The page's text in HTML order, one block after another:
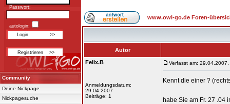
Passwort:
autologin:
Community
Deine Nickpage
Nickpagesuche
www.owl-go.de Foren-
Autor
Felix.B
Anmeldungsdatum:
29.04.2007
Beiträge: 1
Verfasst am:
Kennt die einer ?
habe Sie am Fr. 27 .04